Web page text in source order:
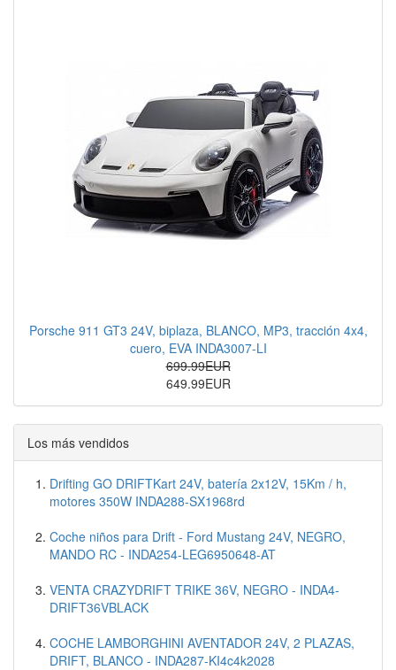
Porsche 911 GT3 24V, biplaza, BLANCO, MP3, tracción 4x4,
cuero, EVA INDA3007-LI
699.99EUR
649.99EUR
Los más vendidos
Drifting GO DRIFTKart 24V, batería 2x12V, 15Km / h,
motores 350W INDA288-SX1968rd
Coche niños para Drift - Ford Mustang 24V, NEGRO,
MANDO RC - INDA254-LEG6950648-AT
VENTA CRAZYDRIFT TRIKE 36V, NEGRO - INDA4-
DRIFT36VBLACK
COCHE LAMBORGHINI AVENTADOR 24V, 2 PLAZAS,
DRIFT, BLANCO - INDA287-KI4c4k2028